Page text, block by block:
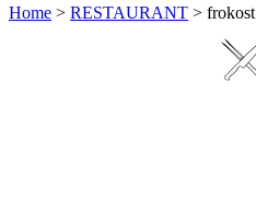
Home > RESTAURANT > frokost